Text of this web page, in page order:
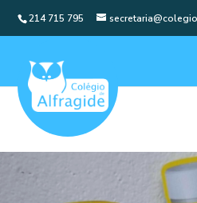
214 715 795